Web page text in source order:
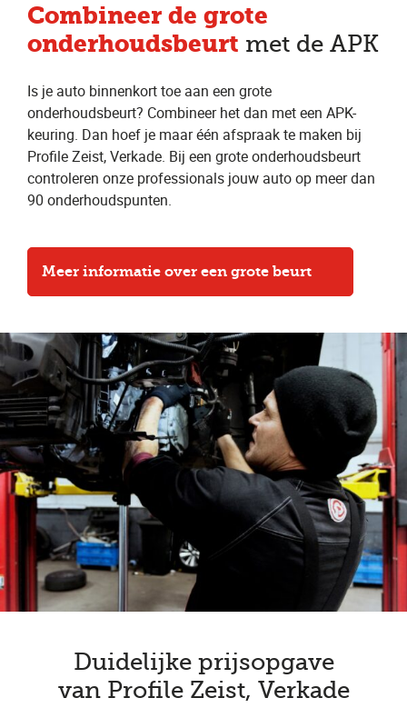
Combineer de grote
onderhoudsbeurt met de APK
Is je auto binnenkort toe aan een grote
onderhoudsbeurt? Combineer het dan met een APK-
keuring. Dan hoef je maar één afspraak te maken bij
Profile Zeist, Verkade. Bij een grote onderhoudsbeurt
controleren onze professionals jouw auto op meer dan
90 onderhoudspunten.
Meer informatie over een grote beurt
Duidelijke prijsopgave
van Profile Zeist, Verkade